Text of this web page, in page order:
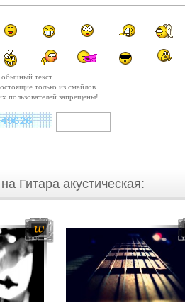
текст.
только из смайлов.
пользователей запрещены!
Гитара акустическая: